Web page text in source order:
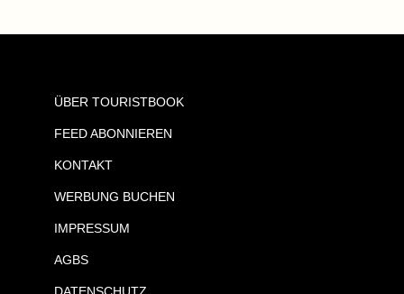
ÜBER TOURISTBOOK
FEED ABONNIEREN
KONTAKT
WERBUNG BUCHEN
IMPRESSUM
AGBS